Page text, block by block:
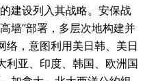
建设列入其战略。安保战
墙”部署，多层次地构建并
络，意图利用美日韩、美日
利亚、印度、韩国、欧洲国